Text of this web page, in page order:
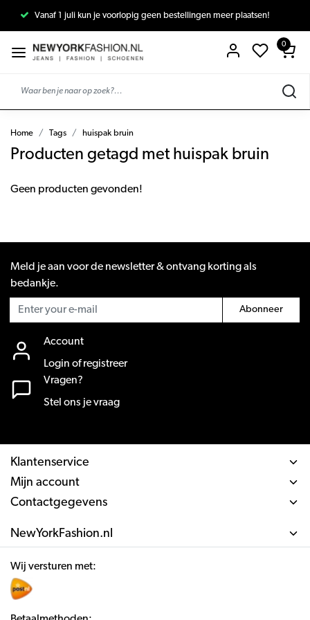
Vanaf 1 juli kun je voorlopig geen bestellingen meer plaatsen!
0
Home Tags huispak bruin
Producten getagd met huispak bruin
Geen producten gevonden!
Meld je aan voor de newsletter & ontvang korting als
bedankje.
Abonneer
Account
Login of registreer
Vragen?
Stel ons je vraag
Klantenservice
Mijn account
Contactgegevens
NewYorkFashion.nl
Wij versturen met: